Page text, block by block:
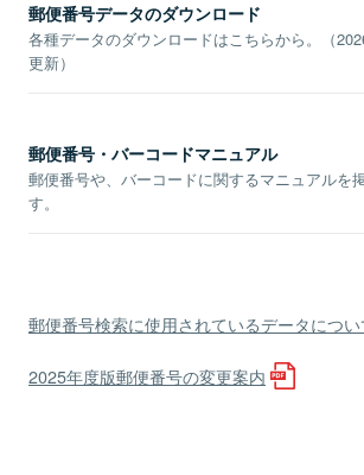
郵便番号データのダウンロード
各種データのダウンロードはこちらから。（
更新）
郵便番号・バーコードマニュアル
郵便番号や、バーコードに関するマニュアルを
す。
郵便番号検索に使用されているデータについ
2025年度版郵便番号の変更案内